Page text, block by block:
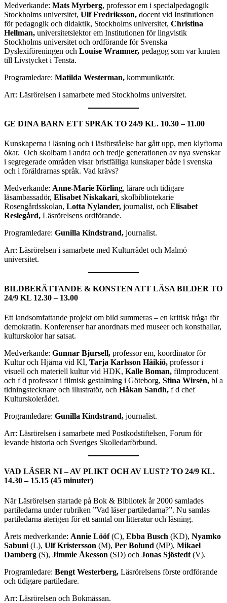
Medverkande: Mats Myrberg, professor em i specialpedagogik
Stockholms universitet, Ulf Fredriksson, docent vid Institutionen
för pedagogik och didaktik, Stockholms universitet, Christina
Hellman, universitetslektor em Institutionen för lingvistik
Stockholms universitet och ordförande för Svenska
Dyslexiföreningen och Louise Wramner, pedagog som var knuten
till Livstycket i Tensta.
Programledare: Matilda Westerman, kommunikatör.
Arr: Läsrörelsen i samarbete med Stockholms universitet.
GE DINA BARN ETT SPRÅK TO 24/9 KL. 10.30 – 11.00
Kunskaperna i läsning och i läsförståelse har gått upp, men klyftorna
ökar. Och skolbarn i andra och tredje generationen av nya svenskar
i segregerade områden visar bristfälliga kunskaper både i svenska
och i föräldrarnas språk. Vad krävs?
Medverkande: Anne-Marie Körling, lärare och tidigare
läsambassadör, Elisabet Niskakari, skolbibliotekarie
Rosengårdsskolan, Lotta Nylander, journalist, och Elisabet
Reslegård, Läsrörelsens ordförande.
Programledare: Gunilla Kindstrand, journalist.
Arr: Läsrörelsen i samarbete med Kulturrådet och Malmö
universitet.
BILDBERÄTTANDE & KONSTEN ATT LÄSA BILDER TO
24/9 KL 12.30 – 13.00
Ett landsomfattande projekt om bild summeras – en kritisk fråga för
demokratin. Konferenser har anordnats med museer och konsthallar,
kulturskolor har satsat.
Medverkande: Gunnar Bjursell, professor em, koordinator för
Kultur och Hjärna vid KI, Tarja Karlsson Häikiö, professor i
visuell och materiell kultur vid HDK, Kalle Boman, filmproducent
och f d professor i filmisk gestaltning i Göteborg, Stina Wirsén, bl a
tidningstecknare och illustratör, och Håkan Sandh, f d chef
Kulturskolerådet.
Programledare: Gunilla Kindstrand, journalist.
Arr: Läsrörelsen i samarbete med Postkodstiftelsen, Forum för
levande historia och Sveriges Skolledarförbund.
VAD LÄSER NI – AV PLIKT OCH AV LUST? TO 24/9 KL.
14.30 – 15.15 (45 minuter)
När Läsrörelsen startade på Bok & Bibliotek år 2000 samlades
partiledarna under rubriken ”Vad läser partiledarna?”. Nu samlas
partiledarna återigen för ett samtal om litteratur och läsning.
Årets medverkande: Annie Lööf(C), Ebba Busch (KD), Nyamko
Sabuni (L), Ulf Kristersson (M), Per Bolund (MP), Mikael
Damberg (S), Jimmie Åkesson (SD) och Jonas Sjöstedt (V).
Programledare: Bengt Westerberg, Läsrörelsens förste ordförande
och tidigare partiledare.
Arr: Läsrörelsen och Bokmässan.